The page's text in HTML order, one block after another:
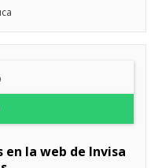
en la web de Invisa